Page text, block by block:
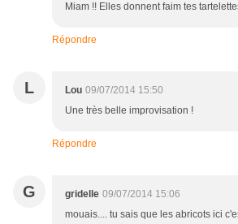
Miam !! Elles donnent faim tes
Répondre
L Lou 09/07/2014 15:50
Une très belle improvisation !
Répondre
G gridelle 09/07/2014 15:06
mouais.... tu sais que les abricots ici